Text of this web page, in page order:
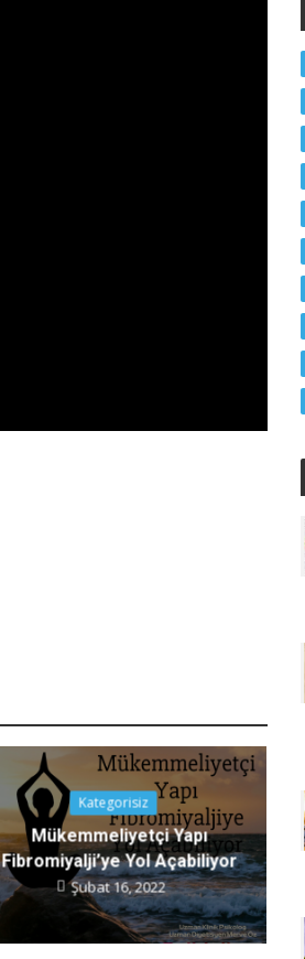
Kategorisiz
Mükemmeliyetçi Yapı
Fibromiyalji’ye Yol Açabiliyor
Şubat 16, 2022